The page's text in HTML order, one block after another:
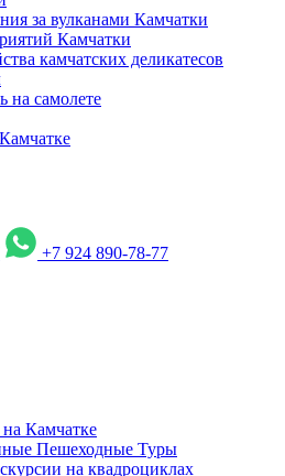
за вулканами Камчатки
Камчатки
камчатских деликатесов
на самолете
+7 924 890-78-77
Камчатке
Пешеходные Туры
на квадроциклах